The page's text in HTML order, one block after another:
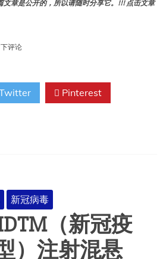
文章是公开的，所以请随时分享它。!!! 点击文章
评论
Pinterest
新冠病毒
（新冠疫
）注射混悬